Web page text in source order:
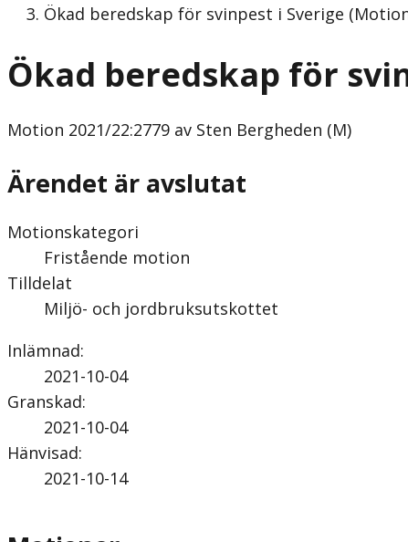
Ökad beredskap för svinpest i Sverige
Ökad beredskap för
Motion 2021/22:2779 av Sten Bergheden (M)
Ärendet är avslutat
Motionskategori
Fristående motion
Tilldelat
Miljö- och jordbruksutskottet
Inlämnad:
2021-10-04
Granskad:
2021-10-04
Hänvisad:
2021-10-14